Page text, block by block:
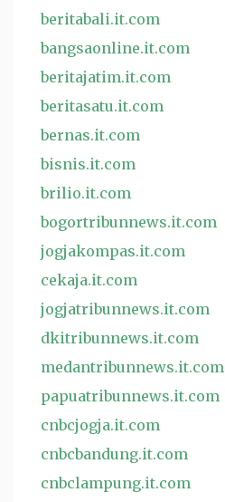
beritabali.it.com
bangsaonline.it.com
beritajatim.it.com
beritasatu.it.com
bernas.it.com
bisnis.it.com
brilio.it.com
bogortribunnews.it.com
jogjakompas.it.com
cekaja.it.com
jogjatribunnews.it.com
dkitribunnews.it.com
medantribunnews.it.com
papuatribunnews.it.com
cnbcjogja.it.com
cnbcbandung.it.com
cnbclampung.it.com